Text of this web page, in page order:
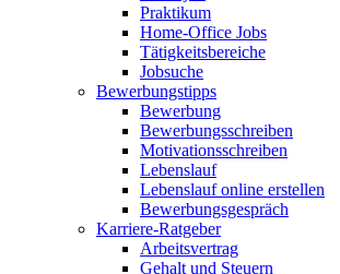
Praktikum
Home-Office Jobs
Tätigkeitsbereiche
Jobsuche
Bewerbungstipps
Bewerbung
Bewerbungsschreiben
Motivationsschreiben
Lebenslauf
Lebenslauf online erstellen
Bewerbungsgespräch
Karriere-Ratgeber
Arbeitsvertrag
Gehalt und Steuern